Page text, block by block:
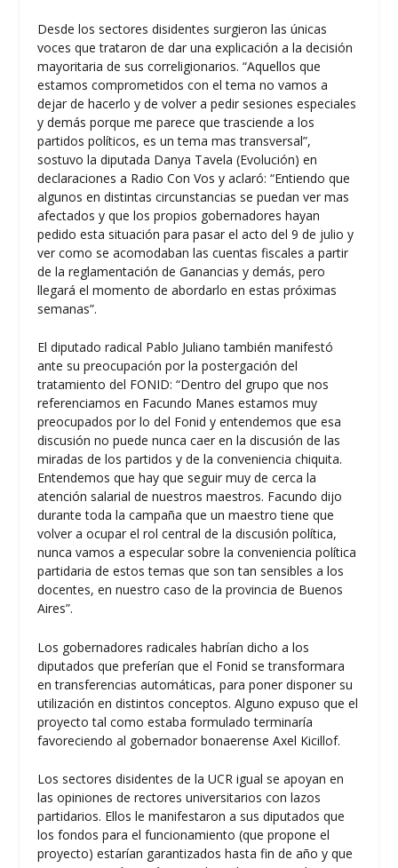
Desde los sectores disidentes surgieron las únicas
voces que trataron de dar una explicación a la decisión
mayoritaria de sus correligionarios. “Aquellos que
estamos comprometidos con el tema no vamos a
dejar de hacerlo y de volver a pedir sesiones especiales
y demás porque me parece que trasciende a los
partidos políticos, es un tema mas transversal”,
sostuvo la diputada Danya Tavela (Evolución) en
declaraciones a Radio Con Vos y aclaró: “Entiendo que
algunos en distintas circunstancias se puedan ver mas
afectados y que los propios gobernadores hayan
pedido esta situación para pasar el acto del 9 de julio y
ver como se acomodaban las cuentas fiscales a partir
de la reglamentación de Ganancias y demás, pero
llegará el momento de abordarlo en estas próximas
semanas”.
El diputado radical Pablo Juliano también manifestó
ante su preocupación por la postergación del
tratamiento del FONID: “Dentro del grupo que nos
referenciamos en Facundo Manes estamos muy
preocupados por lo del Fonid y entendemos que esa
discusión no puede nunca caer en la discusión de las
miradas de los partidos y de la conveniencia chiquita.
Entendemos que hay que seguir muy de cerca la
atención salarial de nuestros maestros. Facundo dijo
durante toda la campaña que un maestro tiene que
volver a ocupar el rol central de la discusión política,
nunca vamos a especular sobre la conveniencia política
partidaria de estos temas que son tan sensibles a los
docentes, en nuestro caso de la provincia de Buenos
Aires”.
Los gobernadores radicales habrían dicho a los
diputados que preferían que el Fonid se transformara
en transferencias automáticas, para poner disponer su
utilización en distintos conceptos. Alguno expuso que el
proyecto tal como estaba formulado terminaría
favoreciendo al gobernador bonaerense Axel Kicillof.
Los sectores disidentes de la UCR igual se apoyan en
las opiniones de rectores universitarios con lazos
partidarios. Ellos le manifestaron a sus diputados que
los fondos para el funcionamiento (que propone el
proyecto) estarían garantizados hasta fin de año y que